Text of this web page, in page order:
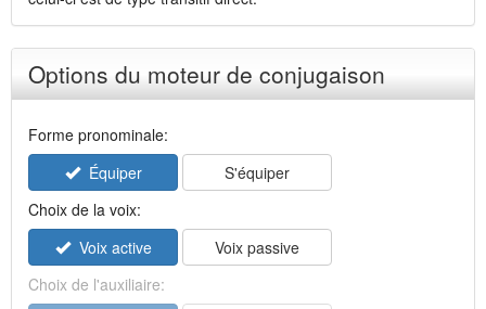
Options du moteur de conjugaison
Forme pronominale:
Équiper
S'équiper
Choix de la voix:
Voix active
Voix passive
Choix de l'auxiliaire: